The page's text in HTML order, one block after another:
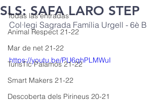
Todas las entradas
Animal Respect 21-22
Mar de net 21-22
TurisTic Palamós 21-22
Smart Makers 21-22
Descoberta dels Pirineus 20-21
SLS: SAFA LARO STEP
Col·legi Sagrada Família Urgell - 6è B
https://youtu.be/PU6qhPLMWuI